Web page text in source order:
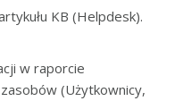
KB (Helpdesk).
w raporcie
(Użytkownicy,